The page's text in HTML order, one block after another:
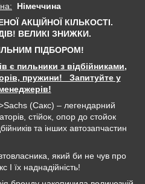
Німеччина
АКЦІЙНОЇ КІЛЬКОСТІ.
ВЕЛИКІ ЗНИЖКИ.
ПІДБОРОМ!
є пильники з відбійниками,
пружини! Запитуйте у
(Сакс) – легендарний
стійок, опор до стойок
та інших автозапчастин
який би не чув про
І їх наднадійність!